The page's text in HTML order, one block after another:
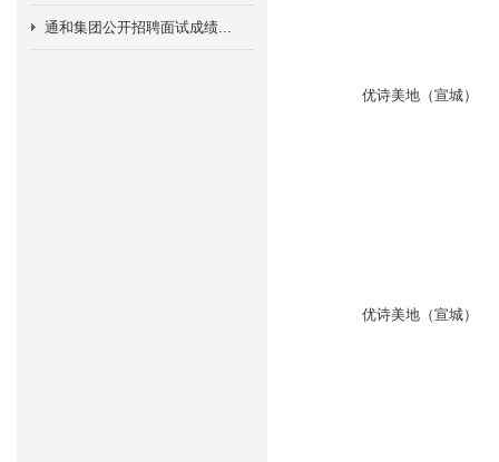
通和集团公开招聘面试成绩...
优诗美地（宣城）
优诗美地（宣城）